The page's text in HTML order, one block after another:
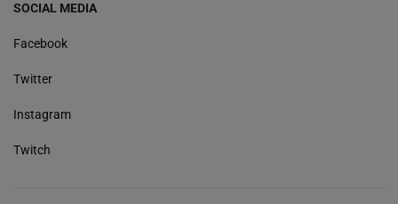
SOCIAL MEDIA
Facebook
Twitter
Instagram
Twitch